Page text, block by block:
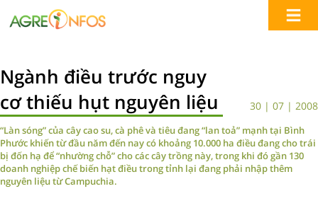
Ngành điều trước nguy
cơ thiếu hụt nguyên liệu
30 | 07 | 2008
“Làn sóng” của cây cao su, cà phê và tiêu đang “lan toả” mạnh tại Bình
Phước khiến từ đầu năm đến nay có khoảng 10.000 ha điều đang cho trái
bị đốn hạ để “nhường chỗ” cho các cây trồng này, trong khi đó gần 130
doanh nghiệp chế biến hạt điều trong tỉnh lại đang phải nhập thêm
nguyên liệu từ Campuchia.